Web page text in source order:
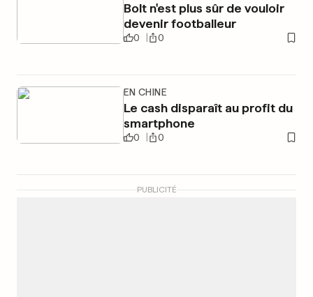
Bolt n'est plus sûr de vouloir
devenir footballeur
0 0
EN CHINE
Le cash disparaît au profit du
smartphone
0 0
PUBLICITÉ